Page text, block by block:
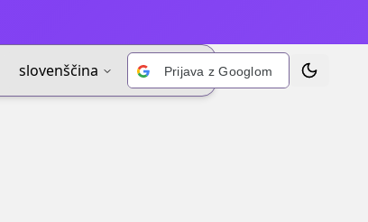
slovenščina Prijava z Googlom Prekliči